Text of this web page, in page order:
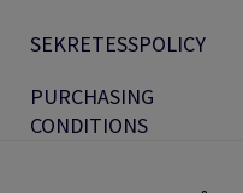
SEKRETESSPOLICY
PURCHASING
CONDITIONS